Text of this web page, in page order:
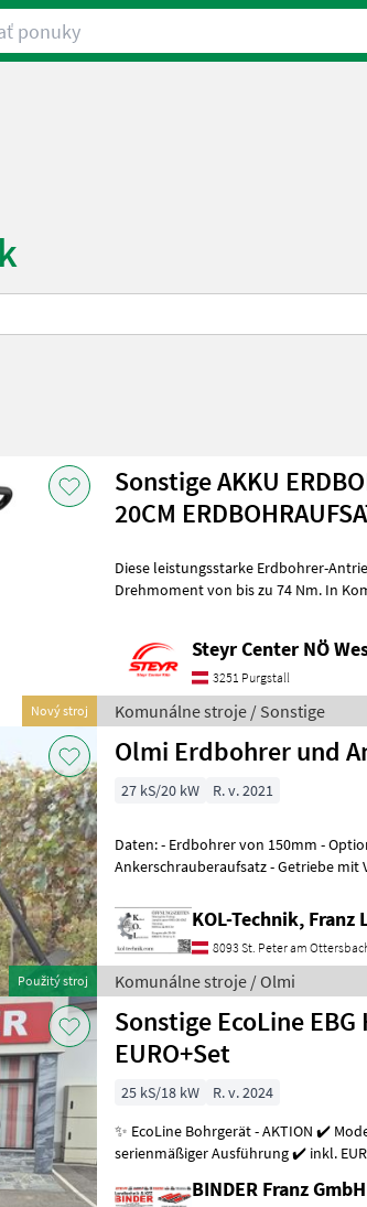
Nový stroj
Sonstige AKKU
20CM
Diese leistungsstarke Erdbohrer-
Drehmoment von bis zu 74 Nm. In
Steyr Center NÖ
3251 Purgstall
Komunálne stroje / Sonstige
Použitý stroj
Olmi Erdbohrer und
27 kS/20 kW R. v. 2021
Daten: - Erdbohrer von 150mm - Option 450mm -
Ankerschrauberaufsatz - Getriebe mit
KOL-Technik, Franz
8093 St. Peter am
Komunálne stroje / Olmi
Sonstige EcoLine
EURO+Set
25 kS/18 kW
R. v. 2024
✨ EcoLine Bohrgerät - AKTION ✔️
serienmäßiger Ausführung ✔️ inkl.
BINDER Franz